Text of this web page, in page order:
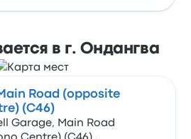
в г. Ондангва
Road (opposite
(C46)
Garage, Main Road